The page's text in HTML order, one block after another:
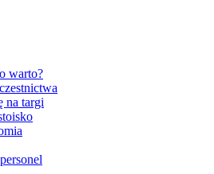
warto?
na targi